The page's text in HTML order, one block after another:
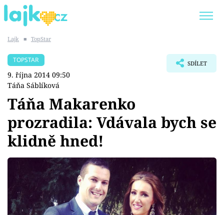
SHOPAHOLICADEL
Témata
Showbyznys
Youtubeři
Virály
Lajk ■ TopStar
TOPSTAR
9. října 2014 09:50
Táňa Sáblíková
SDÍLET
Táňa Makarenko
prozradila: Vdávala bych se
klidně hned!